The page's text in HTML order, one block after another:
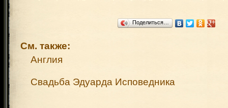
Поделиться…
См. также:
Англия
Свадьба Эдуарда Исповедника